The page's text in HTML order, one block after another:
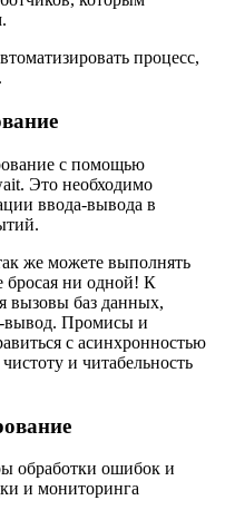
процесс,
с помощью
Это необходимо
ввода-вывода в
же можете выполнять
бросая ни одной! К
вызовы баз данных,
вывод. Промисы и
с асинхронностью
и читабельность
обработки ошибок и
и мониторинга